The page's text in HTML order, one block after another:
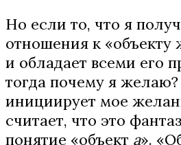
Но если то, что я
отношения к «объекту
и обладает всеми его
тогда почему я
инициирует мое
считает, что это
понятие «объект а».